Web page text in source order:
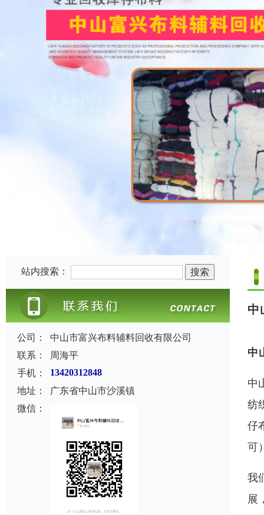
站内搜索：
公司：
中山市富兴布料辅料回收有限公司
联系：
周海平
手机：
13420312848
地址：
广东省中山市沙溪镇
微信：
中
中
中
纺
仔
可
我
展